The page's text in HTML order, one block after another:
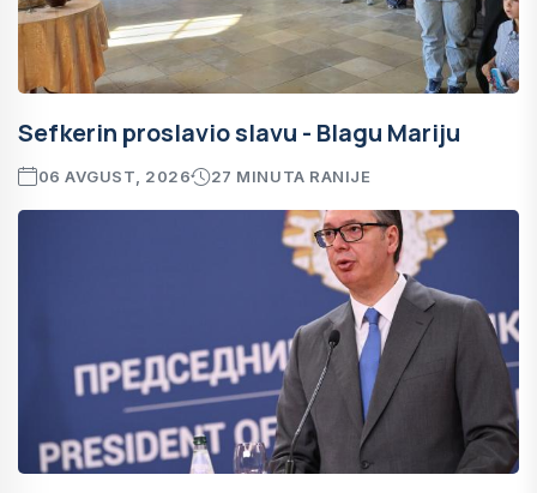
Sefkerin proslavio slavu - Blagu Mariju
06 AVGUST, 2026 27 MINUTA RANIJE